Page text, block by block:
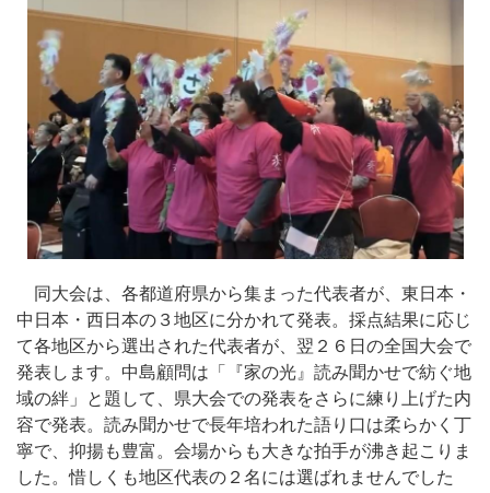
同大会は、各都道府県から集まった代表者が、東日本・
中日本・西日本の３地区に分かれて発表。採点結果に応じ
て各地区から選出された代表者が、翌２６日の全国大会で
発表します。中島顧問は「『家の光』読み聞かせで紡ぐ地
域の絆」と題して、県大会での発表をさらに練り上げた内
容で発表。読み聞かせで長年培われた語り口は柔らかく丁
寧で、抑揚も豊富。会場からも大きな拍手が沸き起こりま
した。惜しくも地区代表の２名には選ばれませんでした